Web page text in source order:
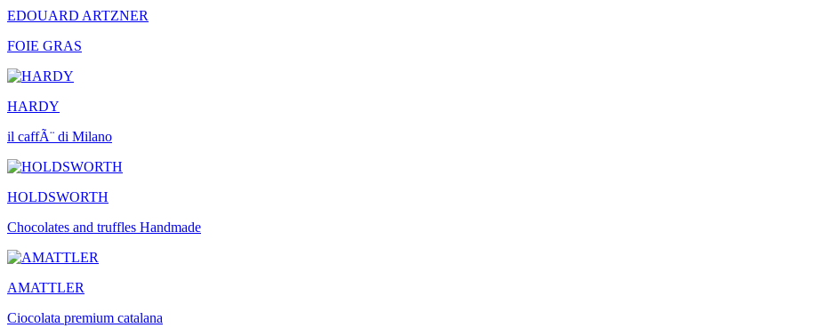
EDOUARD ARTZNER
FOIE GRAS
HARDY
il caffÃ¨ di Milano
HOLDSWORTH
Chocolates and truffles Handmade
AMATTLER
Ciocolata premium catalana